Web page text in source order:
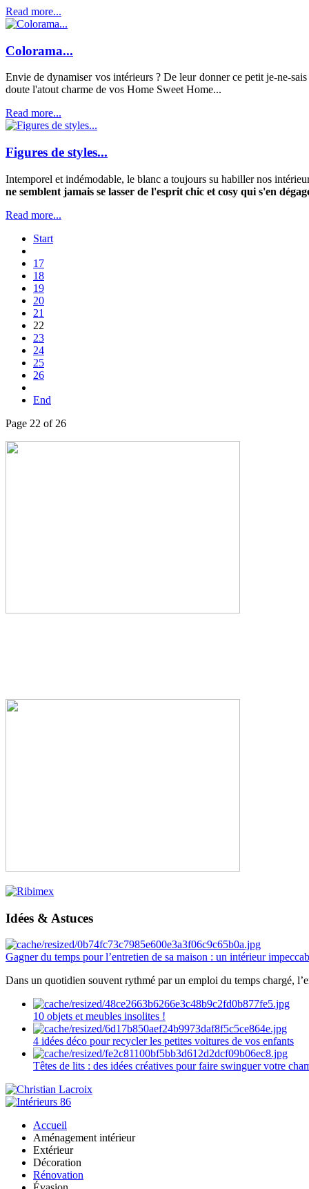
Read more...
Colorama...
Envie de dynamiser vos intérieurs ? De leur donner ce petit je-ne-
doute l'atout charme de vos Home Sweet Home...
Read more...
Figures de styles...
Intemporel et indémodable, le blanc a toujours su habiller nos
ne semblent jamais se lasser de l'esprit chic et cosy qui s'en
Read more...
Start
17
18
19
20
21
22
23
24
25
26
End
Page 22 of 26
Idées & Astuces
Gagner du temps pour l’entretien de sa maison : un intérieur
Dans un quotidien souvent rythmé par un emploi du temps chargé,
10 objets et meubles insolites !
4 idées déco pour recycler les petites voitures de vos enfants
Têtes de lits : des idées créatives pour faire swinguer votre
Accueil
Aménagement intérieur
Extérieur
Décoration
Rénovation